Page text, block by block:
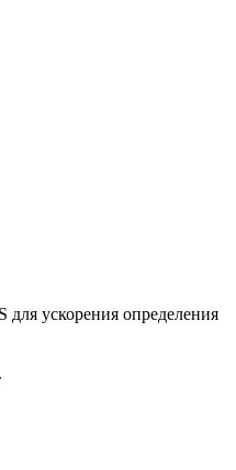
ускорения определения